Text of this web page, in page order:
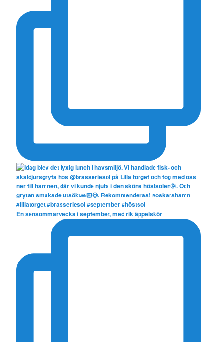
En sensommarvecka i september, med rik äppelskör